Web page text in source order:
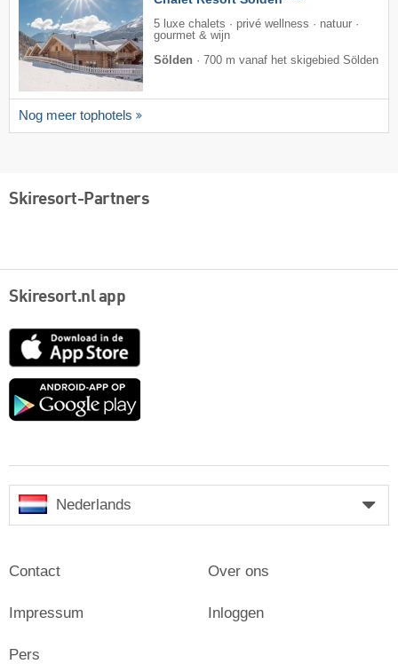
5 luxe chalets · privé wellness · natuur ·
gourmet & wijn
Sölden · 700 m vanaf het skigebied Sölden
Nog meer tophotels
Skiresort-Partners
Skiresort.nl app
App
Google
Nederlands
Contact
Impressum
Pers
Over ons
Inloggen